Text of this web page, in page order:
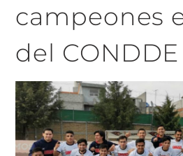
campeones
del CONDDE